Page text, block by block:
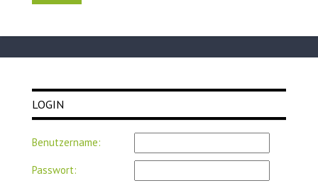
LOGIN
Benutzername:
Passwort: